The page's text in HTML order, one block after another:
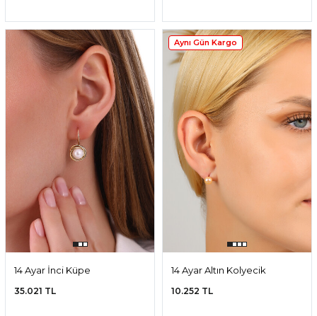
14 Ayar İnci Küpe
35.021 TL
Aynı Gün Kargo
14 Ayar Altın Kolyecik
10.252 TL